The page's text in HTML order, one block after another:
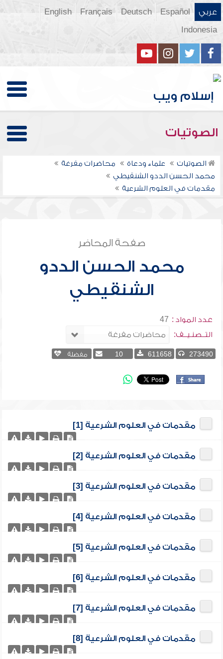
عربي Español
Deutsch
Français
English
Indonesia
الصوتيات
الصوتيات علماء ودعاة
محاضرات مفرغة
محمد الحسن الددو الشنقيطي
مقدمات في العلوم الشرعية
صفحة المحاضر
محمد الحسن الددو
الشنقيطي
عدد المواد : 47
التــصنـيــف:
273490
611658
10 مفضلة
مقدمات في العلوم الشرعية [1]
مقدمات في العلوم الشرعية [2]
مقدمات في العلوم الشرعية [3]
مقدمات في العلوم الشرعية [4]
مقدمات في العلوم الشرعية [5]
مقدمات في العلوم الشرعية [6]
مقدمات في العلوم الشرعية [7]
مقدمات في العلوم الشرعية [8]